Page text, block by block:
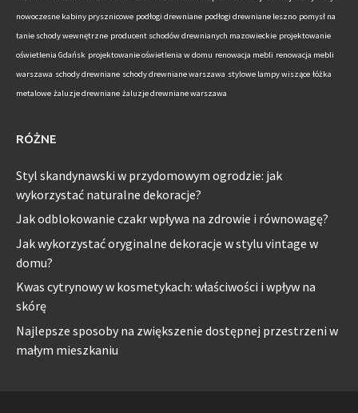
nowoczesne kabiny prysznicowe podłogi drewniane podłogi drewniane leszno pomysł na
tanie schody wewnętrzne producent schodów drewnianych mazowieckie projektowanie
oświetlenia Gdańsk projektowanie oświetlenia w domu renowacja mebli renowacja mebli
warszawa schody drewniane schody drewniane warszawa stylowe lampy wiszące łóżka
metalowe żaluzje drewniane żaluzje drewniane warszawa
RÓŻNE
Styl skandynawski w przydomowym ogrodzie: jak
wykorzystać naturalne dekoracje?
Jak odblokowanie czakr wpływa na zdrowie i równowagę?
Jak wykorzystać oryginalne dekoracje w stylu vintage w
domu?
Kwas cytrynowy w kosmetykach: właściwości i wpływ na
skórę
Najlepsze sposoby na zwiększenie dostępnej przestrzeni w
małym mieszkaniu